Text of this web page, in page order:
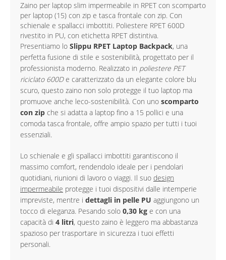
Zaino per laptop slim impermeabile in RPET con scomparto
per laptop (15) con zip e tasca frontale con zip. Con
schienale e spallacci imbottiti. Poliestere RPET 600D
rivestito in PU, con etichetta RPET distintiva.
Presentiamo lo Slippu RPET Laptop Backpack, una
perfetta fusione di stile e sostenibilità, progettato per il
professionista moderno. Realizzato in poliestere PET
riciclato 600De caratterizzato da un elegante colore blu
scuro, questo zaino non solo protegge il tuo laptop ma
promuove anche leco-sostenibilità. Con uno scomparto
con zip che si adatta a laptop fino a 15 pollici e una
comoda tasca frontale, offre ampio spazio per tutti i tuoi
essenziali.
Lo schienale e gli spallacci imbottiti garantiscono il
massimo comfort, rendendolo ideale per i pendolari
quotidiani, riunioni di lavoro o viaggi. Il suo design
impermeabile protegge i tuoi dispositivi dalle intemperie
impreviste, mentre i dettagli in pelle PU aggiungono un
tocco di eleganza. Pesando solo 0,30 kg e con una
capacità di 4 litri, questo zaino è leggero ma abbastanza
spazioso per trasportare in sicurezza i tuoi effetti
personali.